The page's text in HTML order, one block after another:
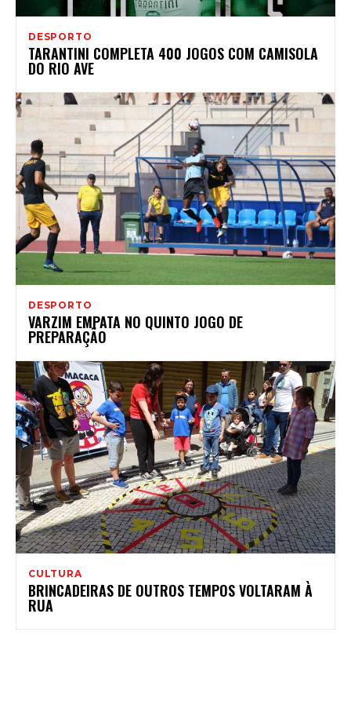
DESPORTO
TARANTINI COMPLETA 400 JOGOS COM CAMISOLA
DO RIO AVE
DESPORTO
VARZIM EMPATA NO QUINTO JOGO DE
PREPARAÇÃO
CULTURA
BRINCADEIRAS DE OUTROS TEMPOS VOLTARAM À
RUA